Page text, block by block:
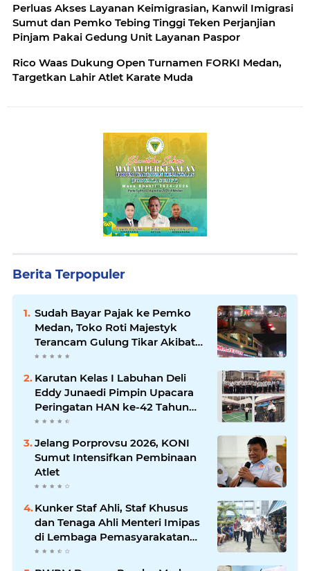
Perluas Akses Layanan Keimigrasian, Kanwil Imigrasi
Sumut dan Pemko Tebing Tinggi Teken Perjanjian
Pinjam Pakai Gedung Unit Layanan Paspor
Rico Waas Dukung Open Turnamen FORKI Medan,
Targetkan Lahir Atlet Karate Muda
Berita Terpopuler
Sudah Bayar Pajak ke Pemko
Medan, Toko Roti Majestyk
Terancam Gulung Tikar Akibat
Akses Jalan Ditutup Pedagang
Karutan Kelas I Labuhan Deli
Eddy Junaedi Pimpin Upacara
Peringatan HAN ke-42 Tahun
2026
Jelang Porprovsu 2026, KONI
Sumut Intensifkan Pembinaan
Atlet
Kunker Staf Ahli, Staf Khusus
dan Tenaga Ahli Menteri Imipas
di Lembaga Pemasyarakatan
Kelas I Medan: Pelayanan Prima